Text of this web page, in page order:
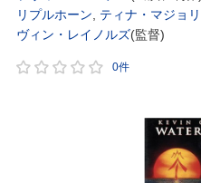
リプルホーン
ティナ・マジョ
ヴィン・レイノルズ(監督)
0件